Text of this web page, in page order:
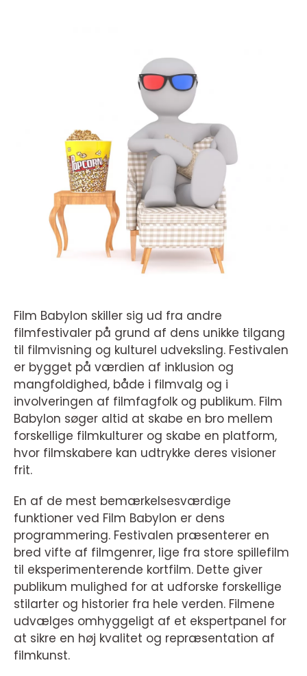
Film Babylon skiller sig ud fra andre
filmfestivaler på grund af dens unikke tilgang
til filmvisning og kulturel udveksling. Festivalen
er bygget på værdien af inklusion og
mangfoldighed, både i filmvalg og i
involveringen af filmfagfolk og publikum. Film
Babylon søger altid at skabe en bro mellem
forskellige filmkulturer og skabe en platform,
hvor filmskabere kan udtrykke deres visioner
frit.
En af de mest bemærkelsesværdige
funktioner ved Film Babylon er dens
programmering. Festivalen præsenterer en
bred vifte af filmgenrer, lige fra store spillefilm
til eksperimenterende kortfilm. Dette giver
publikum mulighed for at udforske forskellige
stilarter og historier fra hele verden. Filmene
udvælges omhyggeligt af et ekspertpanel for
at sikre en høj kvalitet og repræsentation af
filmkunst.